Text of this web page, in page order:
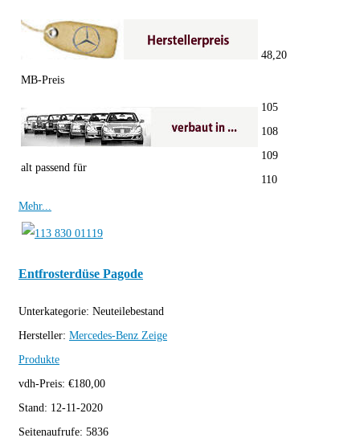
MB-Preis
48,20
alt passend für
105
108
109
110
Mehr...
Entfrosterdüse Pagode
Unterkategorie: Neuteilebestand
Hersteller: Mercedes-Benz Zeige
Produkte
vdh-Preis: €180,00
Stand: 12-11-2020
Seitenaufrufe: 5836